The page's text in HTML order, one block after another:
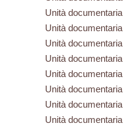
Unità documentaria
Unità documentaria
Unità documentaria
Unità documentaria
Unità documentaria
Unità documentaria
Unità documentaria
Unità documentaria